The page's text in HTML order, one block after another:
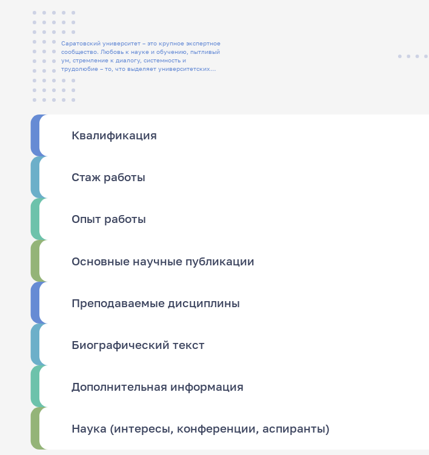
Саратовский университет – это крупное экспертное
сообщество. Любовь к науке и обучению, пытливый
ум, стремление к диалогу, системность и
трудолюбие – то, что выделяет университетских
Квалификация
Стаж работы
Опыт работы
Основные научные публикации
Преподаваемые дисциплины
Биографический текст
Дополнительная информация
Наука (интересы, конференции, аспиранты)